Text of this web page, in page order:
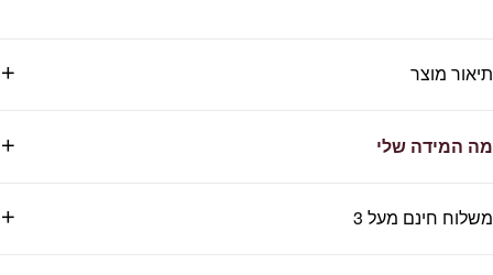
תיאור מוצר
מה המידה שלי
משלוח חינם מעל 3